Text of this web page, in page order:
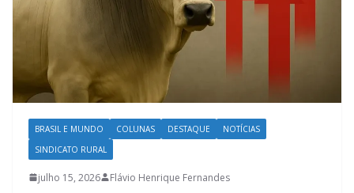
BRASIL E MUNDO COLUNAS DESTAQUE
NOTÍCIAS
SINDICATO RURAL
julho 15, 2026 Flávio Henrique Fernandes